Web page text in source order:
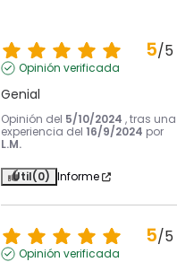
5/5
Opinión verificada
Genial
Opinión del 5/10/2024 , tras una
experiencia del 16/9/2024 por
L.M.
Útil(0) Informe
5/5
Opinión verificada